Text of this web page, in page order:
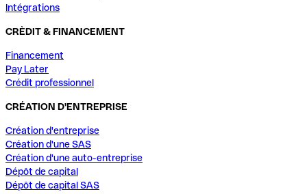
Intégrations
CRÈDIT & FINANCEMENT
Financement
Pay Later
Crédit professionnel
CRÉATION D'ENTREPRISE
Création d'entreprise
Création d'une SAS
Création d'une auto-entreprise
Dépôt de capital
Dépôt de capital SAS